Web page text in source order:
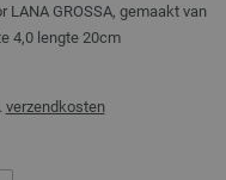
GROSSA, gemaakt van
4,0 lengte 20cm
verzendkosten